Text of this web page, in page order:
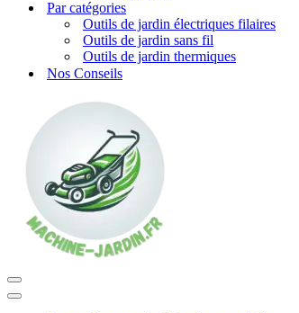
Par catégories
Outils de jardin électriques filaires
Outils de jardin sans fil
Outils de jardin thermiques
Nos Conseils
Menu
de
Menu